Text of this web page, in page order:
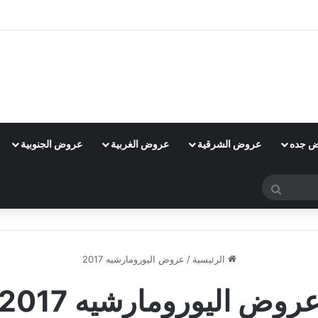
جده عروض الشرقية عروض الغربية عروض الجنوبية
بحث
الرئيسية / عروض اليورومارشيه 2017
اليورومارشيه 2017